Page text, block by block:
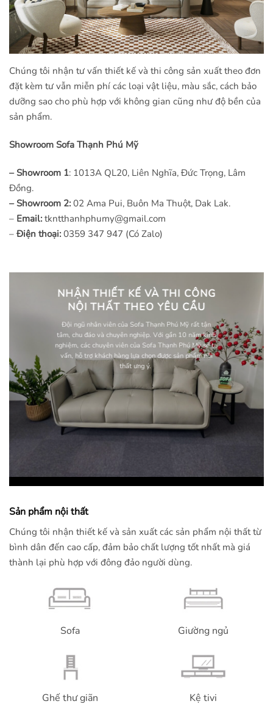
Chúng tôi nhận tư vấn thiết kế và thi công sản xuất theo đơn
đặt kèm tư vẫn miễn phí các loại vật liệu, màu sắc, cách bảo
dưỡng sao cho phù hợp với không gian cũng như độ bền của
sản phẩm.
Showroom Sofa Thạnh Phú Mỹ
– Showroom 1: 1013A QL20, Liên Nghĩa, Đức Trọng, Lâm
Đồng.
– Showroom 2: 02 Ama Pui, Buôn Ma Thuột, Dak Lak.
– Email: tkntthanhphumy@gmail.com
– Điện thoại: 0359 347 947 (Có Zalo)
NHẬN THIẾT KẾ VÀ THI CÔNG
NỘI THẤT THEO YÊU CẦU
Đội ngũ nhân viên của Sofa Thạnh Phú Mỹ rất tận
tâm, chu đáo và chuyên nghiệp. Với gần 10 năm kinh
nghiệm, các chuyên viên của Sofa Thạnh Phú Mỹ sẽ tư
vấn, hỗ trợ khách hàng lựa chọn được sản phẩm nội
thất ưng ý.
Sản phẩm nội thất
Chúng tôi nhận thiết kế và sản xuất các sản phẩm nội thất từ
bình dân đến cao cấp, đảm bảo chất lượng tốt nhất mà giá
thành lại phù hợp với đông đảo người dùng.
Sofa Giường ngủ
Ghế thư giãn Kệ tivi